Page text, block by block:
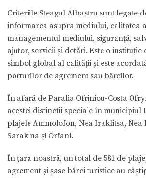
Criteriile Steagul Albastru sunt legate
informarea asupra mediului, calitatea
managementul mediului, siguranță,
ajutor, servicii și dotări. Este o instituție
simbol global al calității și este
porturilor de agrement sau bărcilor.
În afară de Paralia Ofriniou-Costa
acestei distincții speciale în municipiul
plajele Ammolofon, Nea Iraklitsa, Nea
Sarakina și Orfani.
În țara noastră, un total de 581 de
agrement și șase bărci turistice au